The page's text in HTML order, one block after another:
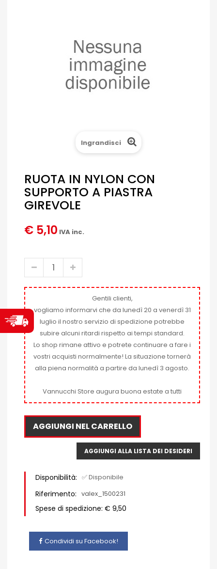
Ingrandisci
RUOTA IN NYLON CON
SUPPORTO A PIASTRA
GIREVOLE
€ 5,10 IVA inc.
Gentili clienti,
vogliamo informarvi che da lunedì 20 a venerdì 31
luglio il nostro servizio di spedizione potrebbe
subire alcuni ritardi rispetto ai tempi standard.
Lo shop rimane attivo e potrete continuare a fare i
vostri acquisti normalmente! La situazione tornerà
alla piena normalità a partire da lunedì 3 agosto.
Vannucchi Store augura buona estate a tutti
AGGIUNGI NEL CARRELLO
AGGIUNGI ALLA LISTA DEI DESIDERI
Disponibilità: ✅ Disponibile
Riferimento: valex_1500231
Spese di spedizione: € 9,50
Condividi su Facebook!